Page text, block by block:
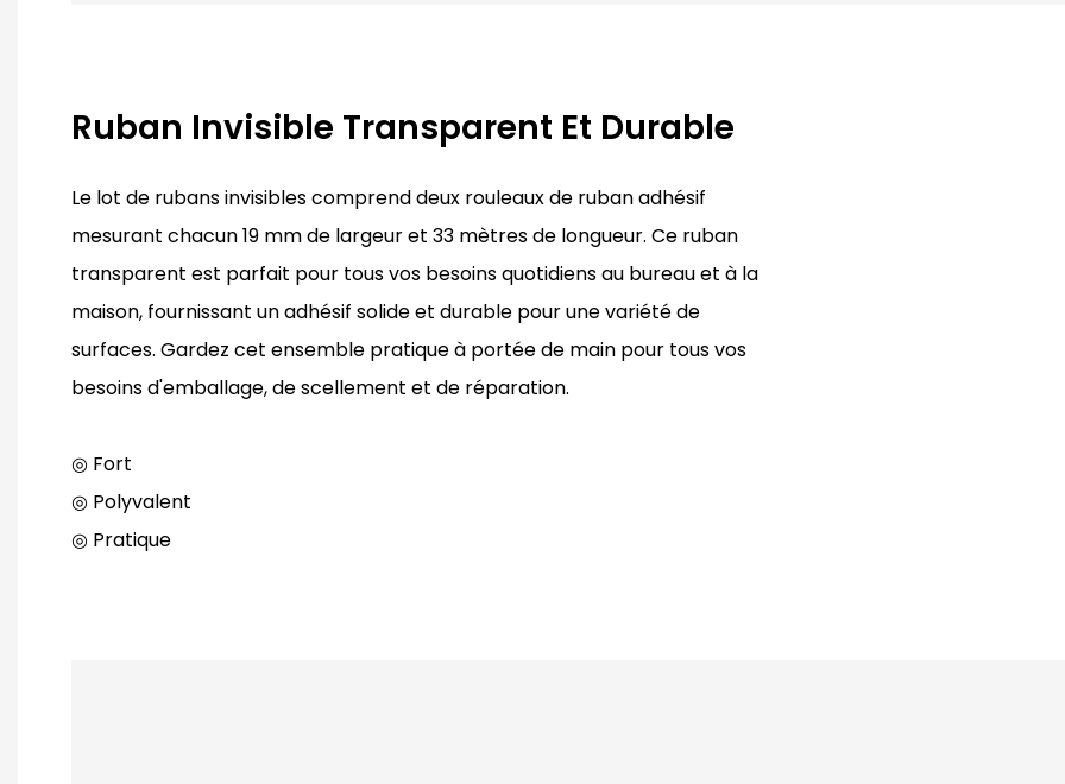
Ruban Invisible Transparent Et Durable
Le lot de rubans invisibles comprend deux rouleaux de ruban adhésif
mesurant chacun 19 mm de largeur et 33 mètres de longueur. Ce ruban
transparent est parfait pour tous vos besoins quotidiens au bureau et à la
maison, fournissant un adhésif solide et durable pour une variété de
surfaces. Gardez cet ensemble pratique à portée de main pour tous vos
besoins d'emballage, de scellement et de réparation.
◎ Fort
◎ Polyvalent
◎ Pratique